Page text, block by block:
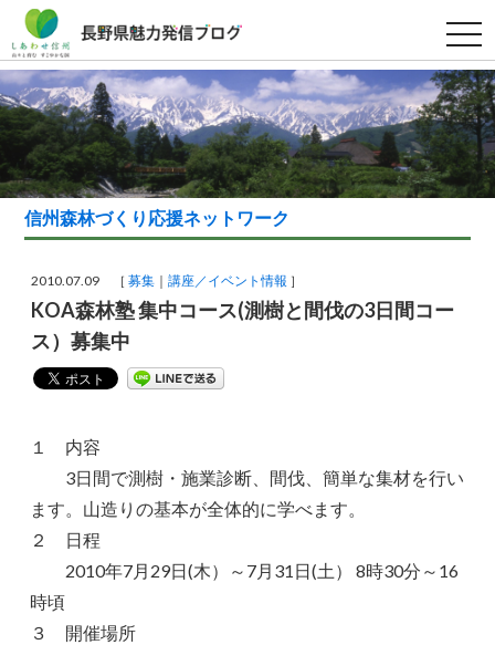
t
o
g
g
l
e
n
a
v
g
i
信州森林づくり応援ネットワーク
2010.07.09 ［募集 講座／イベント情報 ］
KOA森林塾 集中コース(測樹と間伐の3日間コー
ス）募集中
１ 内容
3日間で測樹・施業診断、間伐、簡単な集材を行い
ます。山造りの基本が全体的に学べます。
２ 日程
2010年7月29日(木）～7月31日(土） 8時30分～16
時頃
３ 開催場所